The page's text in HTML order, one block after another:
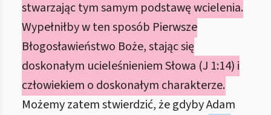
stwarzając tym samym podstawę wcielenia.
Wypełniłby w ten sposób Pierwsze
Błogosławieństwo Boże, stając się
doskonałym ucieleśnieniem Słowa (J 1:14) i
człowiekiem o doskonałym charakterze.
Możemy zatem stwierdzić, że gdyby Adam